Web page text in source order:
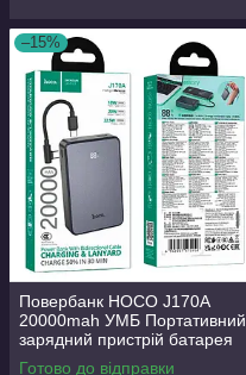
–15%
Повербанк HOCO J170A
20000mah УМБ Портативний
зарядний пристрій батарея
Повербанк Power Bank
Готово до відправки